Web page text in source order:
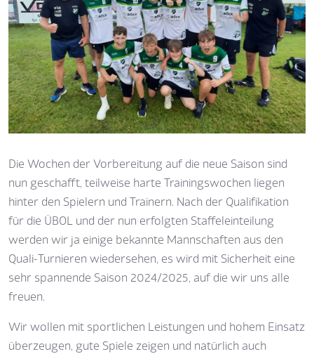
Die Wochen der Vorbereitung auf die neue Saison sind
nun geschafft, teilweise harte Trainingswochen liegen
hinter den Spielern und Trainern. Nach der Qualifikation
für die ÜBOL und der nun erfolgten Staffeleinteilung
werden wir ja einige bekannte Mannschaften aus den
Quali-Turnieren wiedersehen, es wird mit Sicherheit eine
sehr spannende Saison 2024/2025, auf die wir uns alle
freuen.
Wir wollen mit sportlichen Leistungen und hohem Einsatz
überzeugen, gute Spiele zeigen und natürlich auch